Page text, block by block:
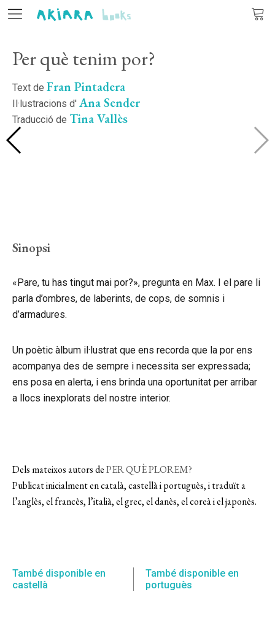
Editorial
Llibres
Autors
(X)
Per què tenim por?
Text de Fran Pintadera
Il·lustracions d' Ana Sender
Traducció de Tina Vallès
Sinopsi
«Pare, tu has tingut mai por?», pregunta en Max. I el pare li
parla d’ombres, de laberints, de cops, de somnis i
d’armadures.
Un poètic àlbum il·lustrat que ens recorda que la por ens
acompanya des de sempre i necessita ser expressada;
ens posa en alerta, i ens brinda una oportunitat per arribar
a llocs inexplorats del nostre interior.
Dels mateixos autors dePER QUÈ PLOREM?
Publicat inicialment en català, castellà i portuguès, i traduït a
l’anglès, el francès, l’italià, el grec, el danès, el coreà i el japonès.
També disponible en
castellà
També disponible en
portuguès